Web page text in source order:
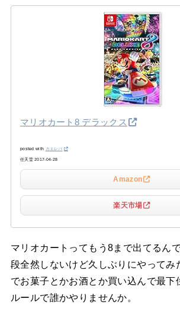
マリオカート8 デラックス
posted with カエレバ
任天堂 2017-04-28
Amazon
楽天市場
マリオカートってもう8まで出てるん
段全然しないけど久しぶりにやってみ
でお菓子とかお酒とか買い込んで最下
ルールで誰かやりませんか。